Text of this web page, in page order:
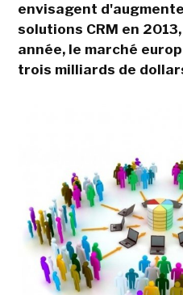
envisagent
solutions CRM en
année, le marché
trois milliards de